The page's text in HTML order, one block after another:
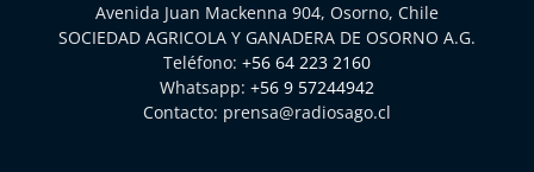
Avenida Juan Mackenna 904, Osorno, Chile
SOCIEDAD AGRICOLA Y GANADERA DE OSORNO A.G.
Teléfono: +56 64 223 2160
Whatsapp: +56 9 57244942
Contacto: prensa@radiosago.cl